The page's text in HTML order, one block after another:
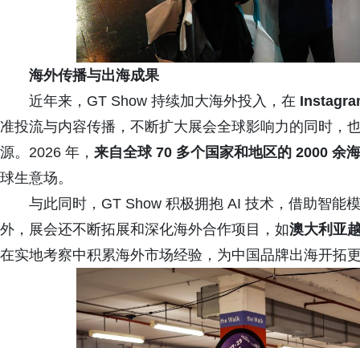
海外传播与出海成果
近年来，GT Show 持续加大海外投入，在
准投流与内容传播，不断扩大展会全球影响力的同时，
源。2026 年， 来自全球 70 多个国家和地区的 2000 余
球生意场。
与此同时，GT Show 积极拥抱 AI 技术，借助智能
外，展会还不断拓展和深化海外合作项目，如澳大利亚
在实地考察中积累海外市场经验，为中国品牌出海开拓